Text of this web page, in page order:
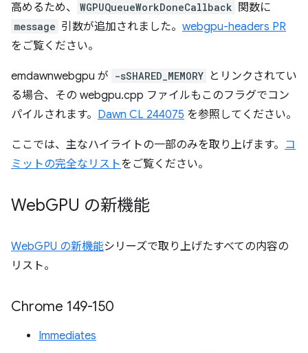
高めるため、
WGPUQueueWorkDoneCallback 関数に
message 引数が追加されました。 webgpu-headers PR
をご覧ください。
emdawnwebgpu が -sSHARED_MEMORY とリンクされてい
る場合、その webgpu.cpp ファイルもこのフラグでコン
パイルされます。 Dawn CL 244075 を参照してください。
ここでは、主なハイライトの一部のみを取り上げます。 コ
ミットの完全なリストをご覧ください。
WebGPU の新機能
WebGPU の新機能シリーズで取り上げたすべての内容の
リスト。
Chrome 149-150
Immediates